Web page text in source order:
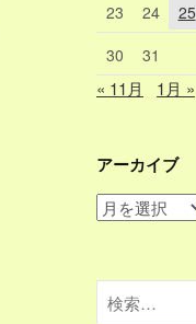
23
24 25
30
31
« 11月 1月 »
アーカイブ
ア
イ
ブ
検
索: